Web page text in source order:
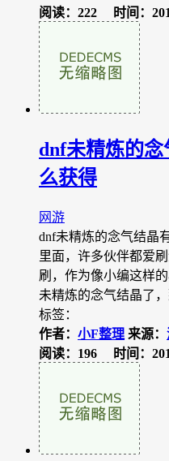
阅读：222
时间：
dnf未精炼的
么获得
网游
dnf未精炼的念气结晶
里面，许多伙伴都爱
刷，作为像小编这样
未精炼的念气结晶了
标签：
作者： 小F整理 来源：
阅读：196
时间：